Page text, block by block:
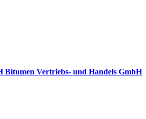
Bitumen Vertriebs- und Handels GmbH